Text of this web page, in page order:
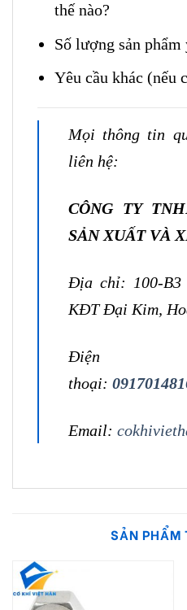
thế nào?
Số lượng sản phẩm
Yêu cầu khác (nếu
Mọi thông tin
liên hệ:
CÔNG TY
SẢN XUẤT VÀ
Địa chỉ: 100-B3
KĐT Đại Kim,
Điện
thoại:
Email:
SẢN PHẨM